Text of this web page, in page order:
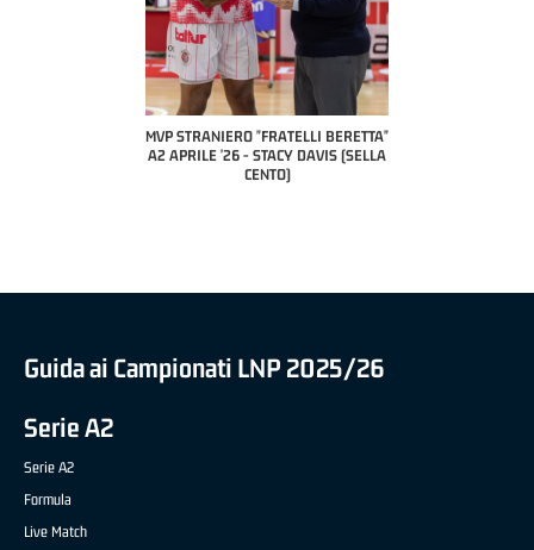
"FRATELLI BERETTA"
- STACY DAVIS (SELLA
MVP "FRATELLI BERETTA" SAMUEL
DILAS B NAZIONALE APRILE '26 -
MARCO RESTELLI (TAV TREVIGLIO
Guida ai Campionati LNP 2025/26
Serie A2
Serie A2
Formula
Live Match